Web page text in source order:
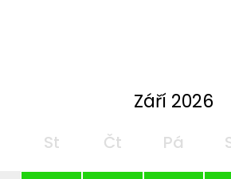
Září 2026
St Čt Pá